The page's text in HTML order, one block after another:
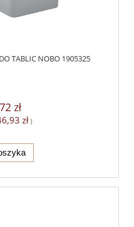
TABLIC NOBO 1905325
zł
zł)